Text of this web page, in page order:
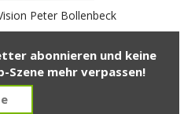
Peter Bollenbeck
abonnieren und keine
Szene mehr verpassen!